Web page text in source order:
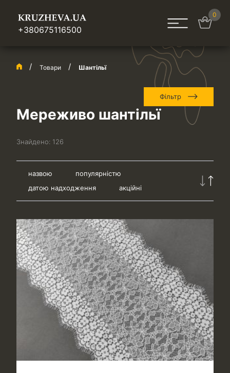
+380675116500
0
Товари Шантільї
Фільтр
Мереживо шантільї
Знайдено: 126
назвою
популярністю
датою надходження
акційні